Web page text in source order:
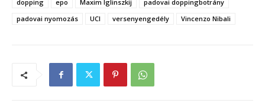
dopping
epo Maxim Iglinszkij
padovai doppingbotrány
padovai nyomozás
UCI versenyengedély Vincenzo Nibali